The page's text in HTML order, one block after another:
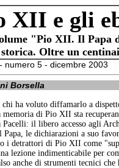
XII e gli
"Pio XII. Il Papa
Oltre un
numero 5 - dicembre 2003
Borsella
ha voluto diffamarlo a
di Pio XII sta
il libero accesso agli
Papa, le dichiarazioni a suo
i detrattori di Pio XII come
lezione indimenticabile per
di strumenti tecnici che